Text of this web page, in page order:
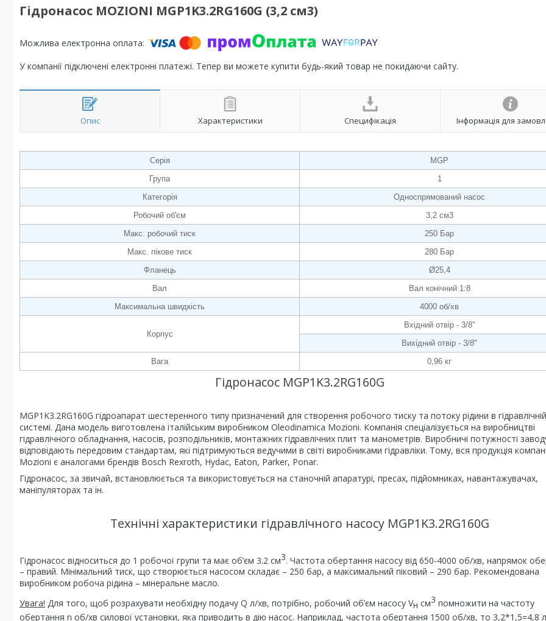
Гідронасос MOZIONI MGP1K3.2RG160G (3,2 см3)
У компанії підключені електронні платежі. Тепер ви можете купити будь-який товар не покидаючи сайту.
Опис Характеристики Специфікація Інформація для
Серія
MGP
Група
1
Категорія
Односпрямований насос
Робочий об'єм
3,2 см3
Макс. робочий тиск
250 Бар
Макс. пікове тиск
280 Бар
Фланець
Ø25,4
Вал
Вал конічний 1:8
Максимальна швидкість
4000 об/хв
Корпус
Вхідний отвір - 3/8"
Вихідний отвір - 3/8"
Вага
0,96 кг
Гідронасос MGP1K3.2RG160G
MGP1K3.2RG160G гідроапарат шестеренного типу призначений для створення робочого тиску та потоку рідини в гідравлічній
системі. Дана модель виготовлена італійським виробником Oleodinamica Mozioni. Компанія спеціалізується на виробництві
гідравлічного обладнання, насосів, розподільників, монтажних гідравлічних плит та манометрів. Виробничі потужності
відповідають передовим стандартам, які підтримуються ведучими в світі виробниками гідравліки. Тому, вся продукція
Mozioni є аналогами брендів Bosch Rexroth, Hydac, Eaton, Parker, Ponar.
Гідронасос, за звичай, встановлюється та використовується на станочній апаратурі, пресах, підйомниках, навантажувачах,
маніпуляторах та ін.
Технічні характеристики гідравлічного насосу MGP1K3.2RG160G
Гідронасос відноситься до 1 робочої групи та має об’єм 3.2 см3. Частота обертання насосу від 650-4000 об/хв, напрямок
– правий. Мінімальний тиск, що створюється насосом складає – 250 бар, а максимальний піковий – 290 бар. Рекомендована
виробником робоча рідина – мінеральне масло.
Увага! Для того, щоб розрахувати необхідну подачу Q л/хв, потрібно, робочий об’єм насосу Vн см3 помножити на частоту
обертання n об/хв силової установки, яка приводить в дію насос. Наприклад, частота обертання 1500 об/хв, то 3,2*1,5=4,8